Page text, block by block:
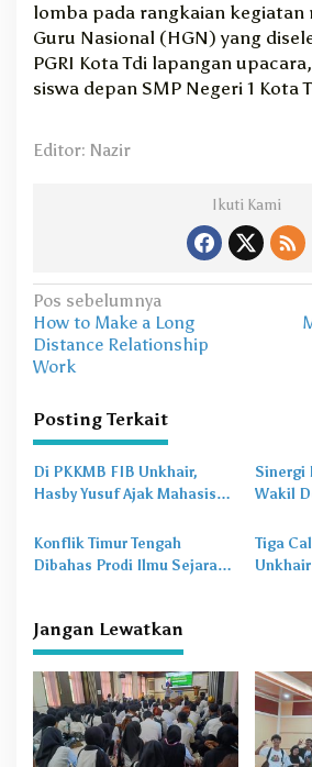
lomba pada rangkaian kegiatan
Guru Nasional (HGN) yang
PGRI Kota Tdi lapangan
siswa depan SMP Negeri 1 Kota
Editor: Nazir
Ikuti Kami
N
a
v
g
a
s
i
p
s
Pos sebelumnya
How to Make a Long
Distance Relationship
Work
Posting Terkait
Di PKKMB FIB Unkhair,
Hasby Yusuf Ajak Mahasiswa
Budaya dan Literasi
Sinergi
Wakil
Konflik Timur Tengah
Dibahas Prodi Ilmu Sejarah
Terdampak
Tiga
Jangan Lewatkan